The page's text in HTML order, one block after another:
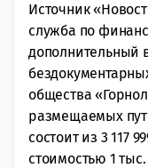
Источник
служба по
дополнительный
общества
размещаемых
состоит из 3 117
стоимостью 1